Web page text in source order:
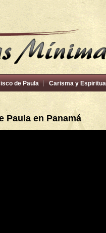
de Paula Carisma y
Paula en Panamá